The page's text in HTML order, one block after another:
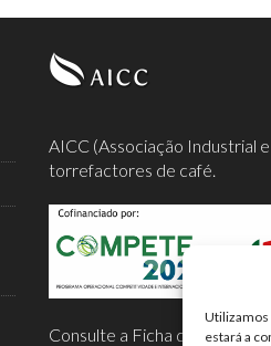
Utilizamos
estará a
AICC (Associação Industrial
torrefactores de café.
Consulte a Ficha de Projeto